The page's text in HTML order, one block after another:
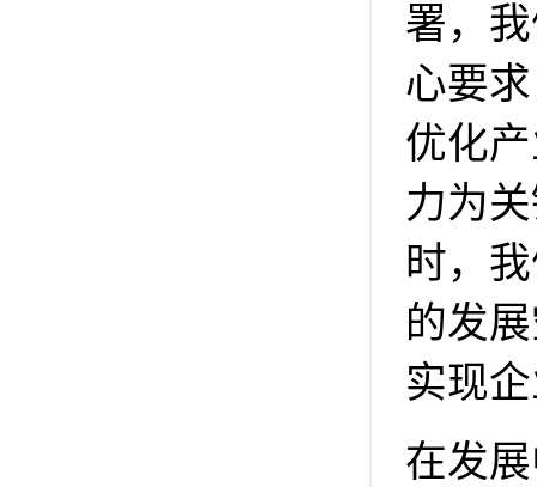
署，
心要
优化
力为
时，
的发
实现
在发